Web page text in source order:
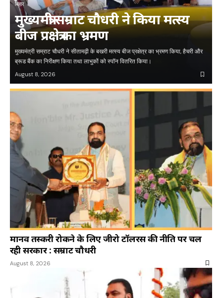
बिहार
मुख्यमंत्री सम्राट चौधरी ने किया मत्स्य
बीज प्रक्षेत्र का भ्रमण
मुख्यमंत्री सम्राट चौधरी ने सीतामढ़ी के बखरी मत्स्य बीज प्रक्षेत्र का भ्रमण किया, हैचरी और
ब्रूड बैंक का निरीक्षण किया तथा लाभुकों को स्पॉन वितरित किया।
August 8, 2026
मानव तस्करी रोकने के लिए जीरो टॉलरेंस की नीति पर चल
रही सरकार : सम्राट चौधरी
August 8, 2026